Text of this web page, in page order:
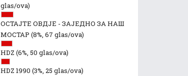
glas/ova)
ОСТАЈТЕ ОВДЈЕ - ЗАЈЕДНО ЗА НАШ
МОСТАР (8%, 67 glas/ova)
HDZ (6%, 50 glas/ova)
HDZ 1990 (3%, 25 glas/ova)